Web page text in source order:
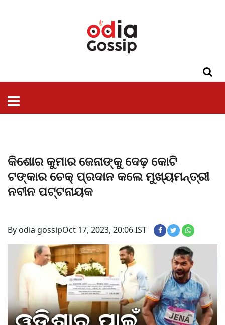
କିଶୋର କୁମାର ଜେନାଙ୍କୁ ଦେଢ଼ କୋଟି
ଟଙ୍କାର ଚେକ୍ ପ୍ରଦାନ କଲେ ମୁଖ୍ୟମନ୍ତ୍ରୀ
ନବୀନ ପଟ୍ଟନାୟକ
By odia gossipOct 17, 2023, 20:06 IST